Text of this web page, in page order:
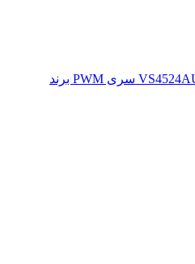
شارژ کنترلر 45A و 24V مدل VS4524AU سری PWM برند